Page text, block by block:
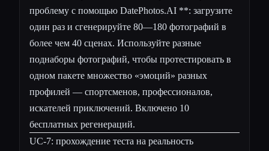
проблему с помощью DatePhotos.AI **: загрузите
один раз и сгенерируйте 80—180 фотографий в
более чем 40 сценах. Используйте разные
поднаборы фотографий, чтобы протестировать в
одном пакете множество «эмоций» разных
профилей — спортсменов, профессионалов,
искателей приключений. Включено 10
бесплатных регенераций.
UC-7: прохождение теста на реальность